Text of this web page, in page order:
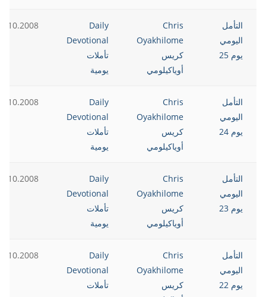
التأمل
اليومي
يوم 25
Chris
Oyakhilome
كريس
أوياكيلومي
Daily
Devotional
تأملات
يومية
التأمل
اليومي
يوم 24
Chris
Oyakhilome
كريس
أوياكيلومي
Daily
Devotional
تأملات
يومية
التأمل
اليومي
يوم 23
Chris
Oyakhilome
كريس
أوياكيلومي
Daily
Devotional
تأملات
يومية
التأمل
اليومي
يوم 22
Chris
Oyakhilome
كريس
Daily
Devotional
تأملات